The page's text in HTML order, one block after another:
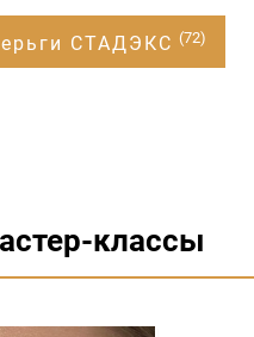
СТАДЭКС (72)
классы